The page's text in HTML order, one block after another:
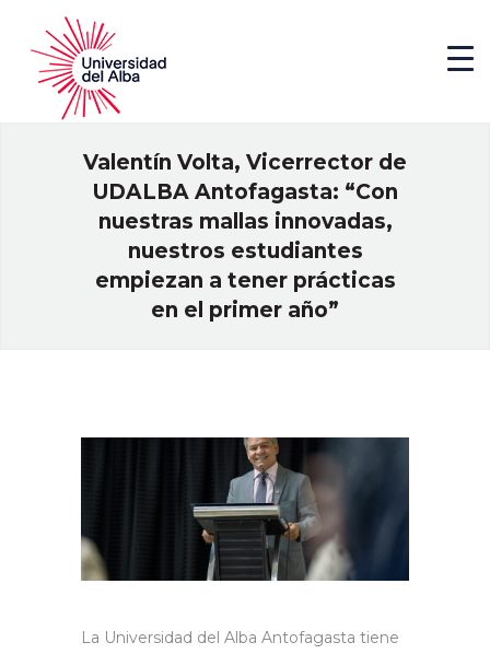
Valentín Volta, Vicerrector de
UDALBA Antofagasta: “Con
nuestras mallas innovadas,
nuestros estudiantes
empiezan a tener prácticas
en el primer año”
La Universidad del Alba Antofagasta tiene